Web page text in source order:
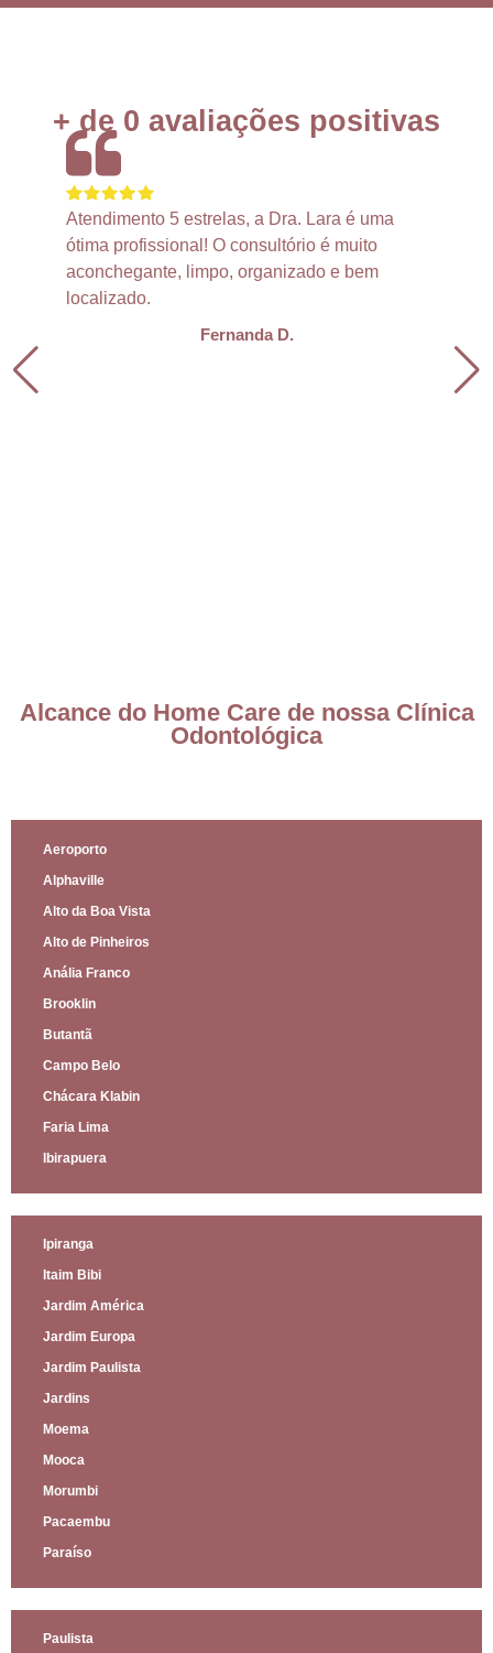
+ de 0 avaliações positivas
Atendimento 5 estrelas, a Dra. Lara é uma
ótima profissional! O consultório é muito
aconchegante, limpo, organizado e bem
localizado.
Fernanda D.
Alcance do Home Care de nossa Clínica
Odontológica
Aeroporto
Alphaville
Alto da Boa Vista
Alto de Pinheiros
Anália Franco
Brooklin
Butantã
Campo Belo
Chácara Klabin
Faria Lima
Ibirapuera
Ipiranga
Itaim Bibi
Jardim América
Jardim Europa
Jardim Paulista
Jardins
Moema
Mooca
Morumbi
Pacaembu
Paraíso
Paulista